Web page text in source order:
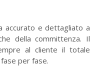
accurato e dettagliato a
della committenza. Il
al cliente il totale
per fase.